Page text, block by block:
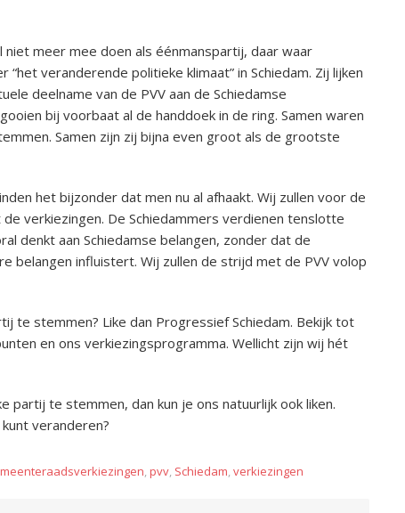
niet meer mee doen als éénmanspartij, daar waar
veranderende politieke klimaat” in Schiedam. Zij lijken
deelname van de PVV aan de Schiedamse
bij voorbaat al de handdoek in de ring. Samen waren
Samen zijn zij bijna even groot als de grootste
het bijzonder dat men nu al afhaakt. Wij zullen voor de
verkiezingen. De Schiedammers verdienen tenslotte
denkt aan Schiedamse belangen, zonder dat de
belangen influistert. Wij zullen de strijd met de PVV volop
te stemmen? Like dan Progressief Schiedam. Bekijk tot
en ons verkiezingsprogramma. Wellicht zijn wij hét
partij te stemmen, dan kun je ons natuurlijk ook liken.
veranderen?
,pvv, Schiedam,verkiezingen